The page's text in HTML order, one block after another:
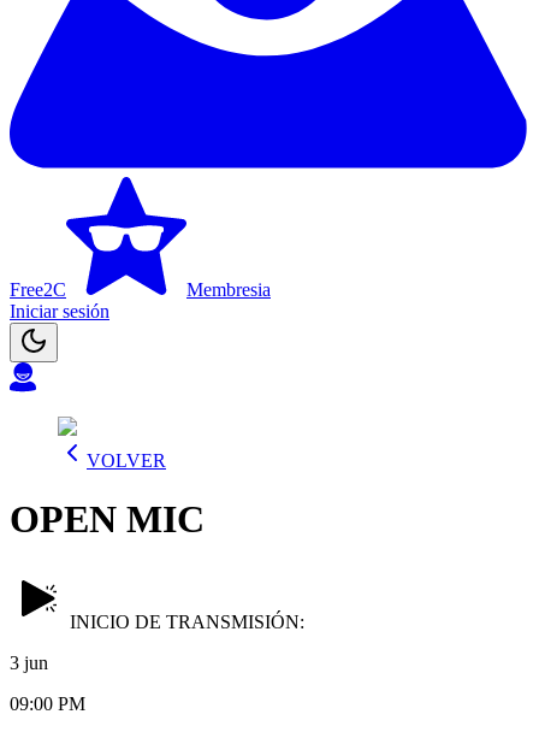
Free2C
Membresia
Iniciar sesión
VOLVER
OPEN MIC
INICIO DE TRANSMISIÓN:
3 jun
09:00 PM